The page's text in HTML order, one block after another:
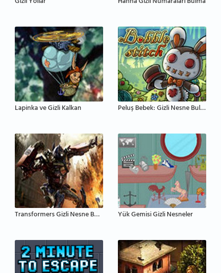
Lapinka ve Gizli Kalkan Peluş Bebek: Gizli Nesne Bulma
Transformers Gizli Nesne Bulma Yük Gemisi Gizli Nesneler